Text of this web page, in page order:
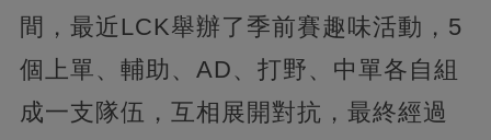
間，最近LCK舉辦了季前賽趣味活動，5
個上單、輔助、AD、打野、中單各自組
成一支隊伍，互相展開對抗，最終經過